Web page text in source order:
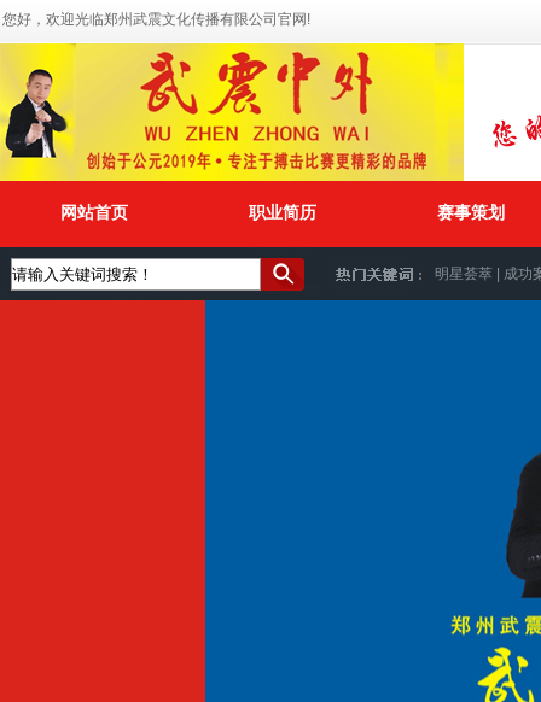
您好，欢迎光临郑州武震文化传播有限公司官网!
网站首页 职业简历 赛事策划
明星荟萃 成功